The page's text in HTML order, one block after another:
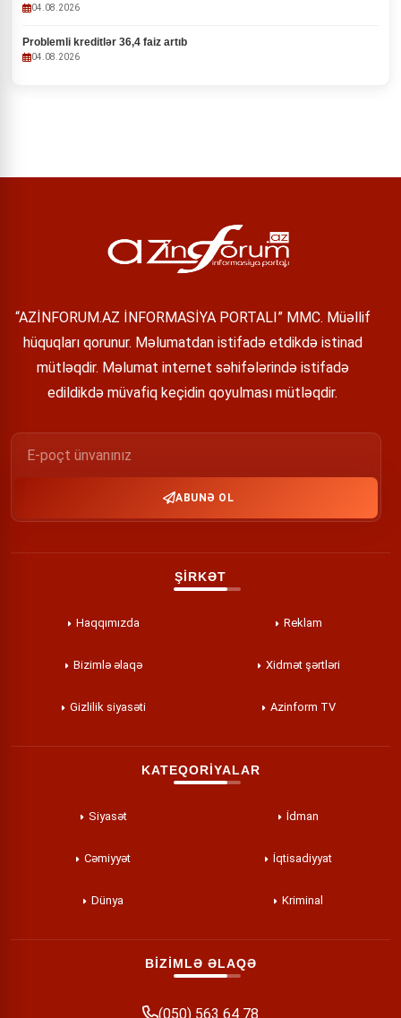
04.08.2026
Problemli kreditlər 36,4 faiz artıb
04.08.2026
“AZİNFORUM.AZ İNFORMASİYA PORTALI” MMC. Müəllif
hüquqları qorunur. Məlumatdan istifadə etdikdə istinad
mütləqdir. Məlumat internet səhifələrində istifadə
edildikdə müvafiq keçidin qoyulması mütləqdir.
ABUNƏ OL
ŞİRKƏT
Haqqımızda Reklam
Bizimlə əlaqə Xidmət şərtləri
Gizlilik siyasəti Azinform TV
KATEQORİYALAR
Siyasət İdman
Cəmiyyət İqtisadiyyat
Dünya Kriminal
BİZİMLƏ ƏLAQƏ
(050) 563 64 78